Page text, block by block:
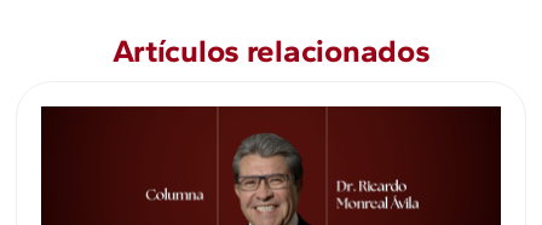
Artículos relacionados